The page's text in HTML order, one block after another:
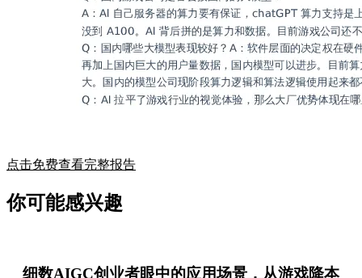
点击免费查看完整报告
你可能感兴趣
细数AIGC创业者眼中的应用场景，从游戏降本